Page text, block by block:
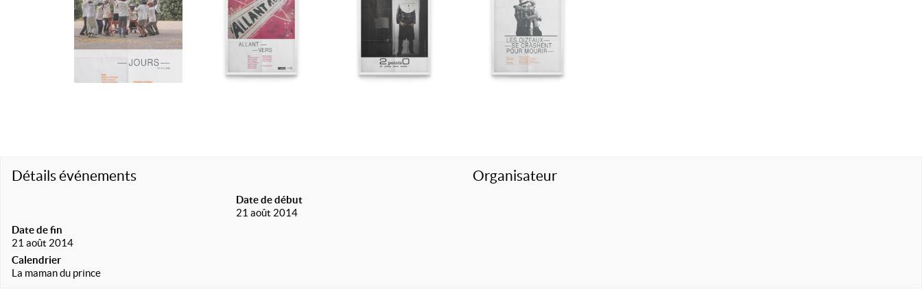
Détails événements
Date de début
21 août 2014
Date de fin
21 août 2014
Calendrier
La maman du prince
Organisateur